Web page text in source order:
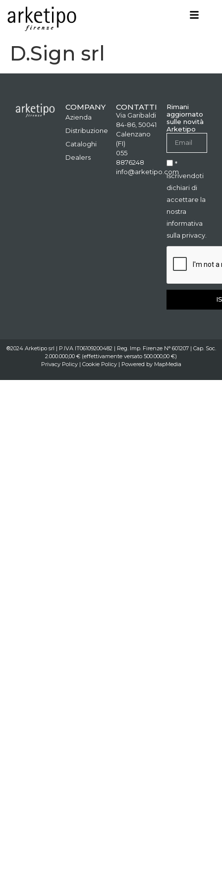
D.Sign srl
COMPANY
Azienda
Distribuzione
Cataloghi
Dealers
CONTATTI
Via Garibaldi
84-86, 50041
Calenzano
(FI)
055
8876248
info@arketipo.com
Rimani
aggiornato
sulle novità
Arketipo
*
Iscrivendoti
dichiari di
accettare la
nostra
informativa
sulla privacy.
®2024 Arketipo srl | P.IVA IT06109200482 | Reg. Imp. Firenze N° 601207 | Cap. Soc.
2.000.000,00 € (effettivamente versato 500.000,00 €)
Privacy Policy| Cookie Policy| Powered by MapMedia